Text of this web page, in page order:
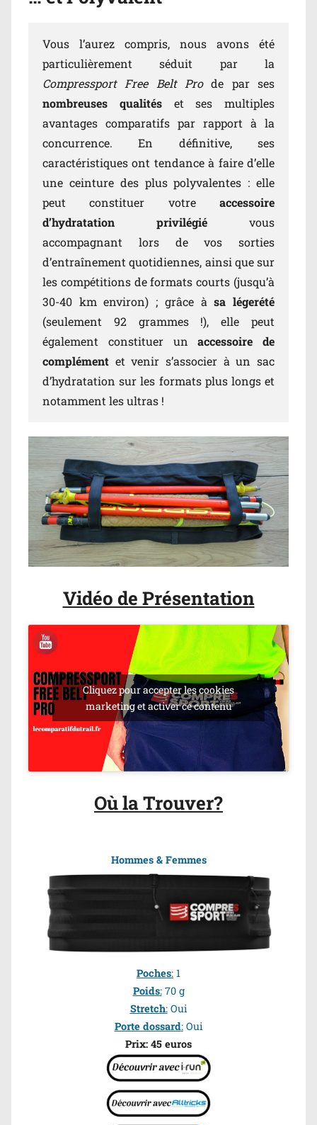
Vous l’aurez compris, nous avons été
particulièrement séduit par la
Compressport Free Belt Prode par ses
nombreuses qualitéset ses multiples
avantages comparatifs par rapport à la
concurrence. En définitive, ses
caractéristiques ont tendance à faire d’elle
une ceinture des plus polyvalentes : elle
peut constituer votre accessoire
d’hydratation privilégié vous
accompagnant lors de vos sorties
d’entraînement quotidiennes, ainsi que sur
les compétitions de formats courts (jusqu’à
30-40 km environ) ; grâce àsa légerété
(seulement 92 grammes !), elle peut
également constituer un accessoire de
complément et venir s’associer à un sac
d’hydratation sur les formats plus longs et
notamment les ultras !
Vidéo de Présentation
Cliquez pour accepter les cookies
marketing et activer ce contenu
Où la Trouver?
Hommes & Femmes
Poches: 1
Poids:70 g
Stretch:Oui
Porte dossard:Oui
Prix: 45 euros